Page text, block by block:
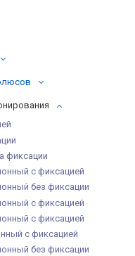
фиксации
с фиксацией
без фиксации
с фиксацией
с фиксацией
с фиксацией
без фиксации